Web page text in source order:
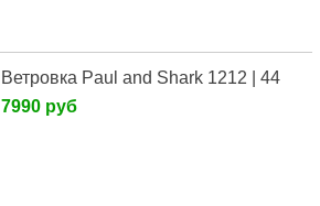
Ветровка Paul and Shark 1212 | 44
7990 руб